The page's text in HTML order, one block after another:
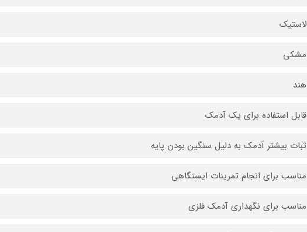
لاستیک
مشکی
هند
قابل استفاده برای یک آدمک
ثبات بیشتر آدمک به دلیل سنگین بودن پایه
مناسب برای انجام تمرینات ایستگاهی
مناسب برای نگهداری آدمک فلزی